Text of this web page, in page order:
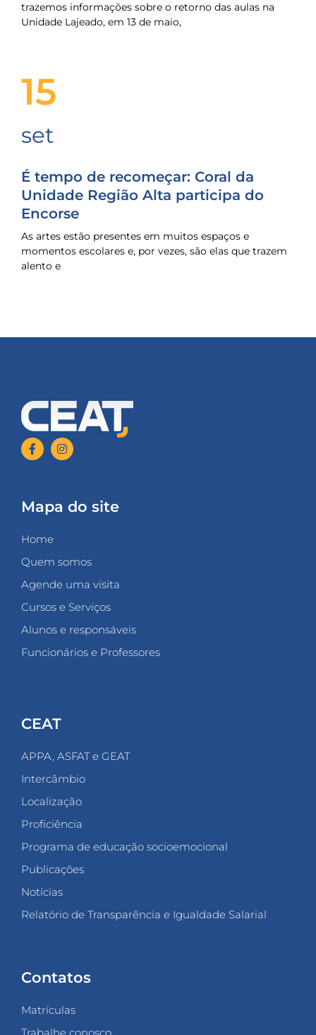
trazemos informações sobre o retorno das aulas na
Unidade Lajeado, em 13 de maio,
15
set
É tempo de recomeçar: Coral da
Unidade Região Alta participa do
Encorse
As artes estão presentes em muitos espaços e
momentos escolares e, por vezes, são elas que trazem
alento e
Mapa do site
Home
Quem somos
Agende uma visita
Cursos e Serviços
Alunos e responsáveis
Funcionários e Professores
CEAT
APPA, ASFAT e GEAT
Intercâmbio
Localização
Proficiência
Programa de educação socioemocional
Publicações
Notícias
Relatório de Transparência e Igualdade Salarial
Contatos
Matrículas